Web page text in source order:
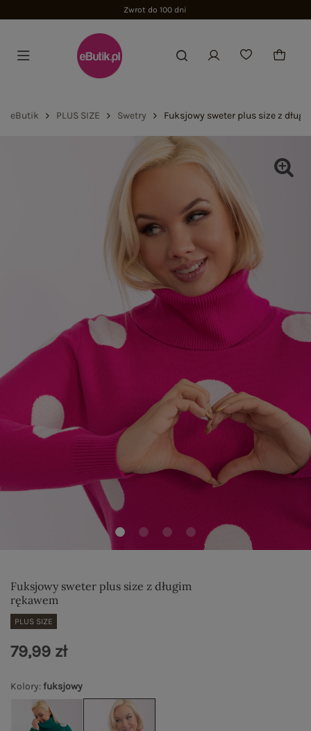
Zwrot do 100 dni
eButik PLUS SIZE Swetry Fuksjowy sweter plus size z
Fuksjowy sweter plus size z długim
rękawem
PLUS SIZE
Kolory:fuksjowy
79,99 zł